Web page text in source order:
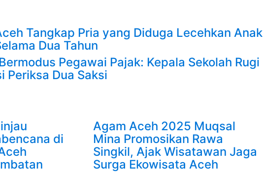
Tangkap Pria yang Diduga Lecehkan Anak
Dua Tahun
Pegawai Pajak: Kepala Sekolah Rugi
Periksa Dua Saksi
di
Agam Aceh 2025 Muqsal
Mina Promosikan Rawa
Singkil, Ajak Wisatawan Jaga
Surga Ekowisata Aceh